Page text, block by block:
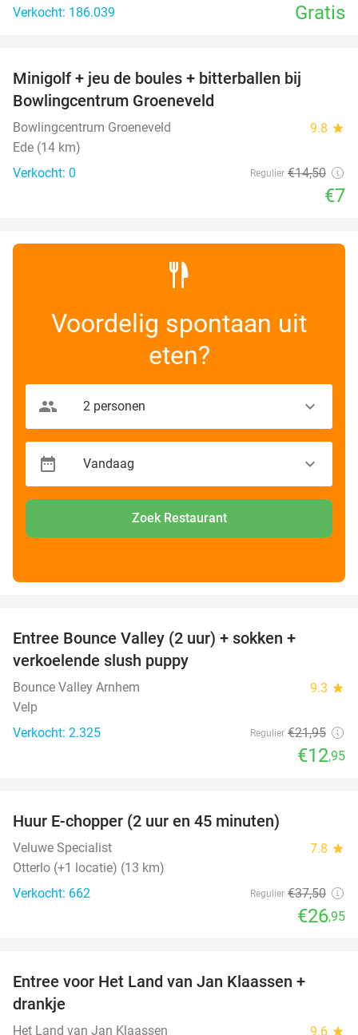
Verkocht: 186.039
Gratis
NEW
TODAY
Minigolf + jeu de boules + bitterballen bij
Bowlingcentrum Groeneveld
Bowlingcentrum Groeneveld 9.8 star
Ede (14 km)
Verkocht: 0
Regulier €14,50
€7
Voordelig spontaan uit
eten?
Zoek Restaurant
Entree Bounce Valley (2 uur) + sokken +
verkoelende slush puppy
Bounce Valley Arnhem 9.3 star
Velp
Verkocht: 2.325
Regulier €21,95
€12,95
Huur E-chopper (2 uur en 45 minuten)
Veluwe Specialist 7.8 star
Otterlo (+1 locatie) (13 km)
Verkocht: 662
Regulier €37,50
€26,95
Entree voor Het Land van Jan Klaassen +
drankje
Het Land van Jan Klaassen 9.6 star